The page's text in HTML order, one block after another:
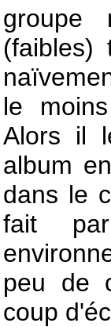
groupe
(faibles)
le
Alors il
album
dans le
fait
peu de
coup